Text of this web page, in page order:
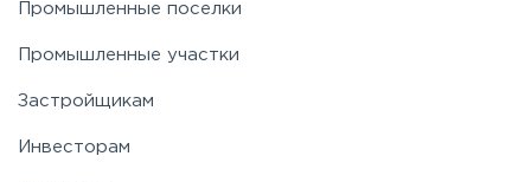
Ярославское
Промышленные поселки
Промышленные участки
Застройщикам
Инвесторам